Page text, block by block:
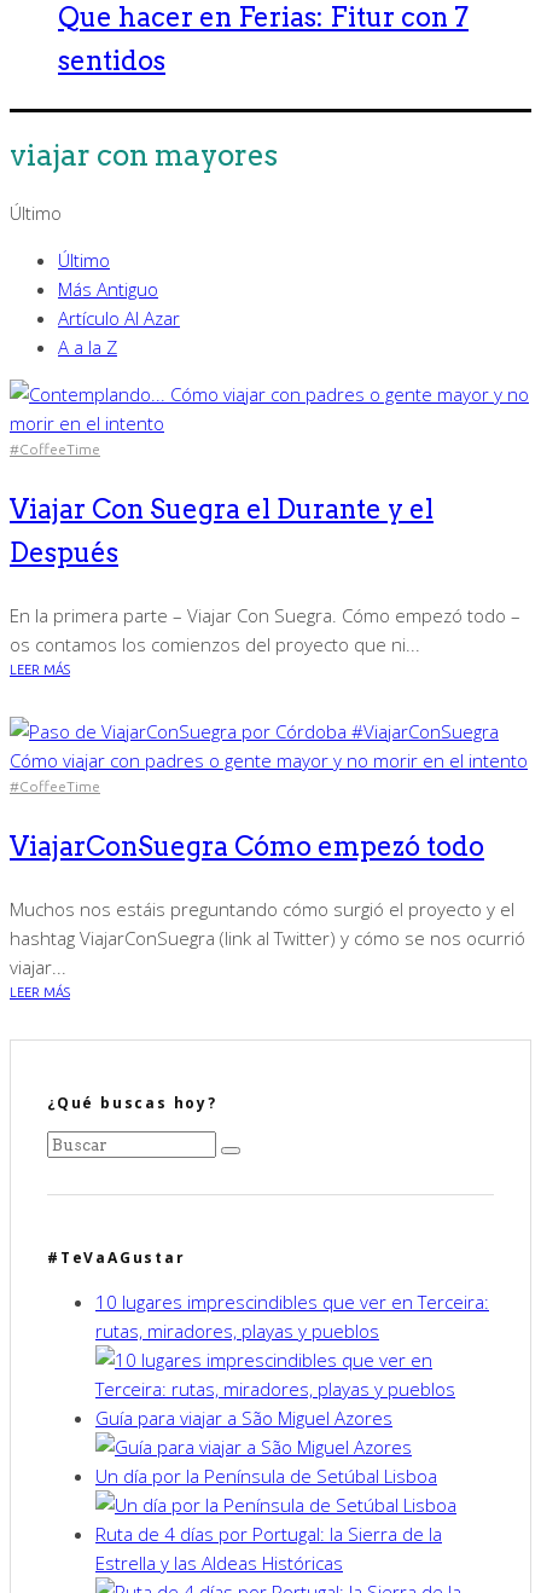
Que hacer en Ferias: Fitur con 7
sentidos
viajar con mayores
Último
Último
Más Antiguo
Artículo Al Azar
A a la Z
#CoffeeTime
Viajar Con Suegra el Durante y el
Después
En la primera parte – Viajar Con Suegra. Cómo empezó todo –
os contamos los comienzos del proyecto que ni...
LEER MÁS
#CoffeeTime
ViajarConSuegra Cómo empezó todo
Muchos nos estáis preguntando cómo surgió el proyecto y el
hashtag ViajarConSuegra (link al Twitter) y cómo se nos ocurrió
viajar...
LEER MÁS
¿Qué buscas hoy?
#TeVaAGustar
10 lugares imprescindibles que ver en Terceira:
rutas, miradores, playas y pueblos
Guía para viajar a São Miguel Azores
Un día por la Península de Setúbal Lisboa
Ruta de 4 días por Portugal: la Sierra de la
Estrella y las Aldeas Históricas